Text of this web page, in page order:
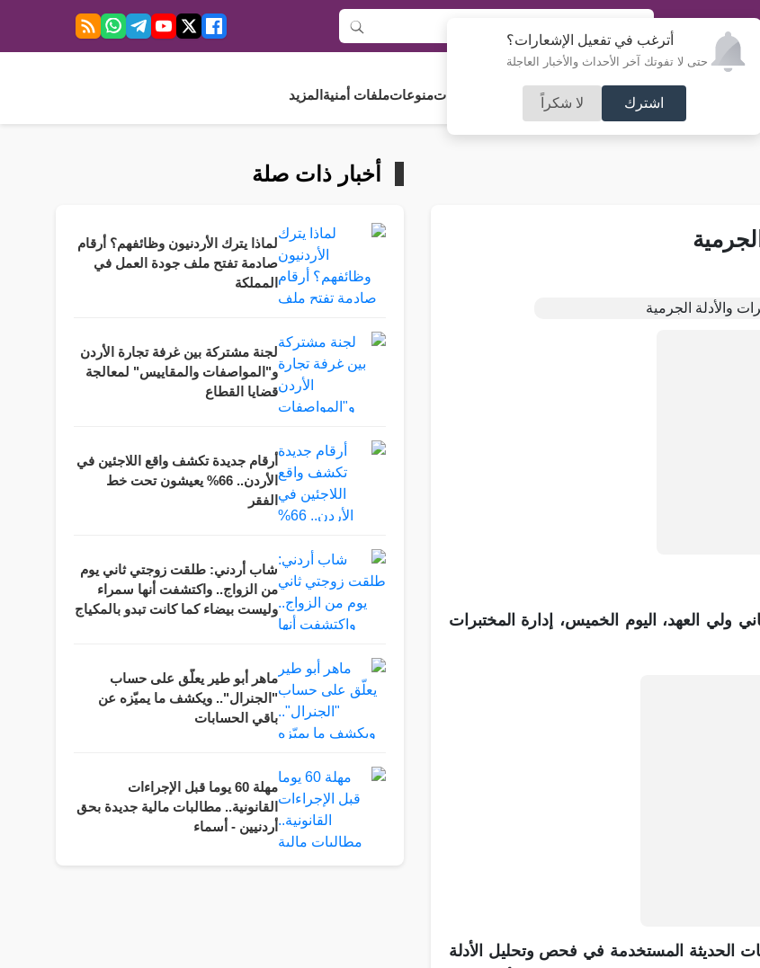
أترغب في تفعيل الإشعارات؟
حتى لا تفوتك آخر الأحداث والأخبار العاجلة
اشترك لا شكراً
استثمار فلسطين مجلس الأمةرياضة آراء و مقالات جامعاتمنوعاتملفات أمنية المزيد
ولي العهد، اليوم الخميس، إدارة المختبرات
الحديثة المستخدمة في فحص وتحليل الأدلة
أخبار ذات صلة
لماذا يترك الأردنيون وظائفهم؟ أرقام
صادمة تفتح ملف جودة العمل في
المملكة
لجنة مشتركة بين غرفة تجارة الأردن
و"المواصفات والمقاييس" لمعالجة
قضايا القطاع
أرقام جديدة تكشف واقع اللاجئين في
الأردن.. 66% يعيشون تحت خط
الفقر
شاب أردني: طلقت زوجتي ثاني يوم
من الزواج.. واكتشفت أنها سمراء
وليست بيضاء كما كانت تبدو بالمكياج
ماهر أبو طير يعلّق على حساب
"الجنرال".. ويكشف ما يميّزه عن
باقي الحسابات
مهلة 60 يوما قبل الإجراءات
القانونية.. مطالبات مالية جديدة بحق
أردنيين - أسماء